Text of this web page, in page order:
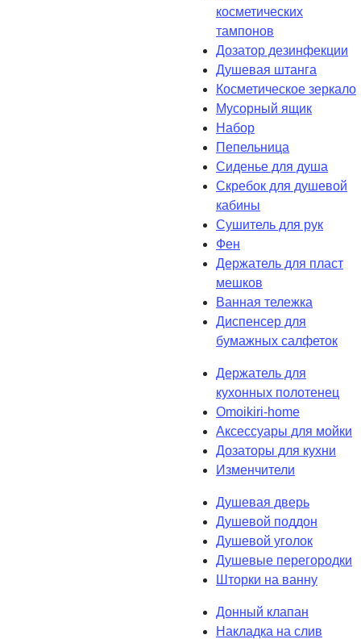
косметических
тампонов
Дозатор дезинфекции
Душевая штанга
Косметическое зеркало
Мусорный ящик
Набор
Пепельница
Сиденье для душа
Скребок для душевой
кабины
Сушитель для рук
Фен
Держатель для пласт
мешков
Ванная тележка
Диспенсер для
бумажных салфеток
Держатель для
кухонных полотенец
Omoikiri-home
Аксессуары для мойки
Дозаторы для кухни
Изменчители
Душевая дверь
Душевой поддон
Душевой уголок
Душевые перегородки
Шторки на ванну
Донный клапан
Накладка на слив